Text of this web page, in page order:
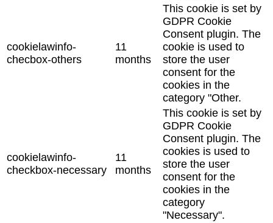
cookielawinfo-
checbox-others
11
months
This cookie is set by
GDPR Cookie
Consent plugin. The
cookie is used to
store the user
consent for the
cookies in the
category "Other.
cookielawinfo-
checkbox-necessary
11
months
This cookie is set by
GDPR Cookie
Consent plugin. The
cookies is used to
store the user
consent for the
cookies in the
category
"Necessary".